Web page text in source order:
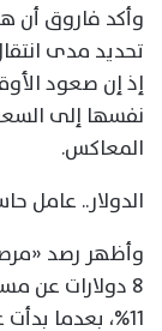
وأكد فاروق أن
تحديد مدى
إذ إن صعود
نفسها إلى
المعاكس.
الدولار.. عامل
وأظهر رصد
8 دولارات عن